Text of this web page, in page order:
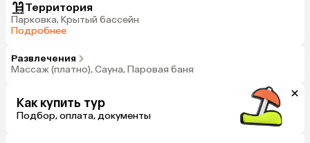
Территория
Парковка, Крытый бассейн
Подробнее
Развлечения
Массаж (платно), Сауна, Паровая баня
Как купить тур
Подбор, оплата, документы